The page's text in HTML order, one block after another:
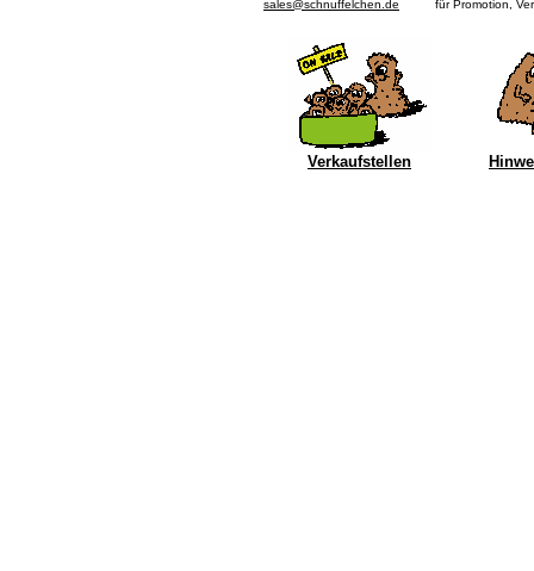
sales@schnuffelchen.de
für Promotion,
Verkaufstellen